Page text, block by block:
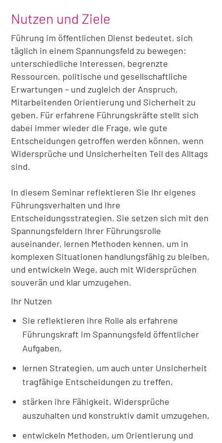
Nutzen und Ziele
Führung im öffentlichen Dienst bedeutet, sich
täglich in einem Spannungsfeld zu bewegen:
unterschiedliche Interessen, begrenzte
Ressourcen, politische und gesellschaftliche
Erwartungen – und zugleich der Anspruch,
Mitarbeitenden Orientierung und Sicherheit zu
geben. Für erfahrene Führungskräfte stellt sich
dabei immer wieder die Frage, wie gute
Entscheidungen getroffen werden können, wenn
Widersprüche und Unsicherheiten Teil des Alltags
sind.
In diesem Seminar reflektieren Sie Ihr eigenes
Führungsverhalten und Ihre
Entscheidungsstrategien. Sie setzen sich mit den
Spannungsfeldern Ihrer Führungsrolle
auseinander, lernen Methoden kennen, um in
komplexen Situationen handlungsfähig zu bleiben,
und entwickeln Wege, auch mit Widersprüchen
souverän und klar umzugehen.
Ihr Nutzen
Sie reflektieren ihre Rolle als erfahrene
Führungskraft im Spannungsfeld öffentlicher
Aufgaben,
lernen Strategien, um auch unter Unsicherheit
tragfähige Entscheidungen zu treffen,
stärken ihre Fähigkeit, Widersprüche
auszuhalten und konstruktiv damit umzugehen,
entwickeln Methoden, um Orientierung und